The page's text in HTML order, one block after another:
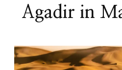
Agadir in